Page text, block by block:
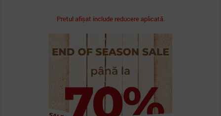
Pretul afișat include reducere aplicată.